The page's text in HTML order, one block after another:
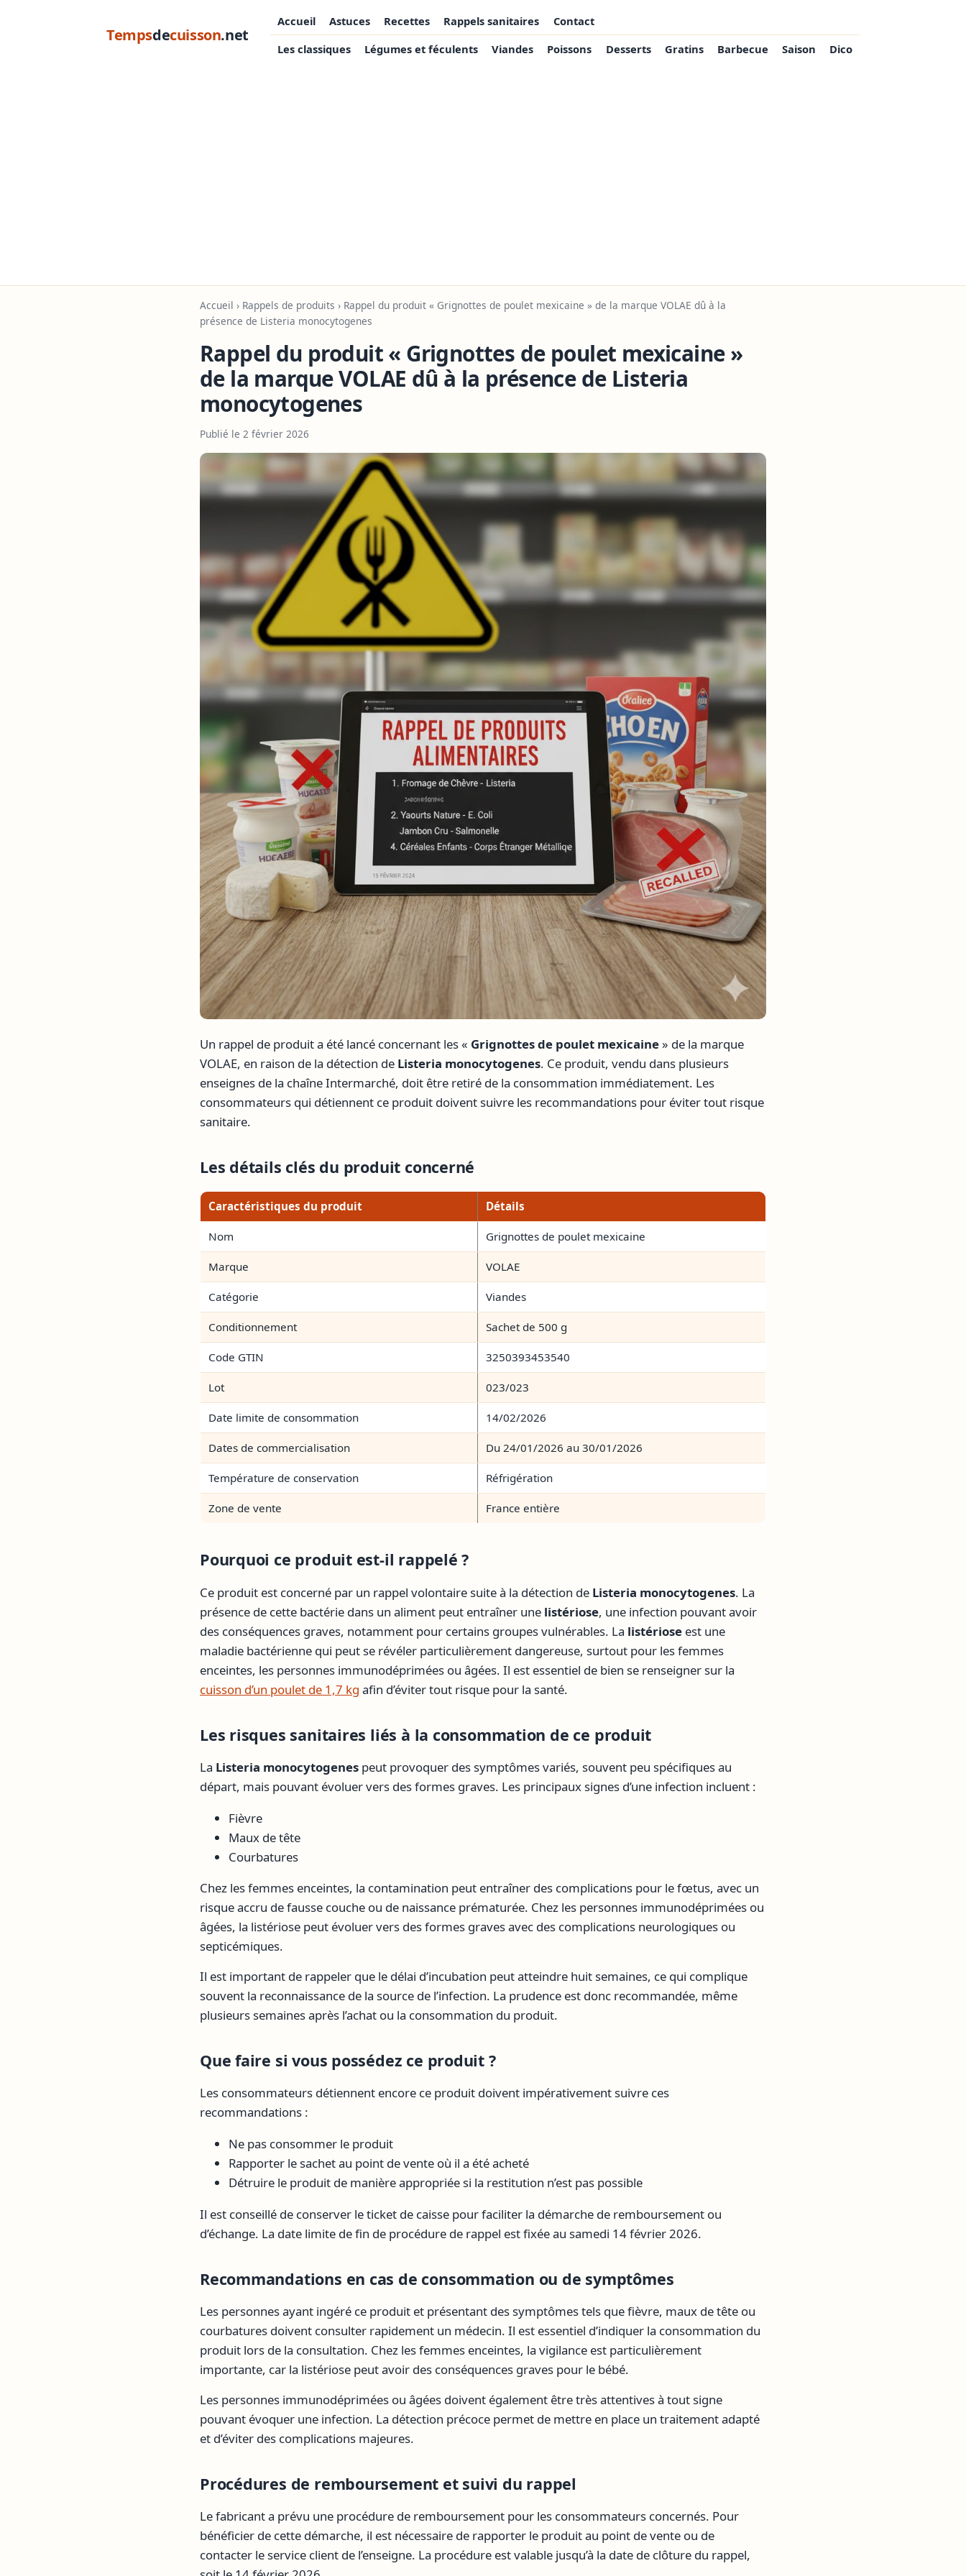
Tempsdecuisson.net
Accueil Astuces Recettes Rappels sanitaires
Contact
Les classiques
Légumes et féculents Viandes Poissons Desserts Gratins Barbecue Saison Dico
Accueil › Rappels de produits › Rappel du produit « Grignottes de poulet mexicaine » de la marque VOLAE dû à la
présence de Listeria monocytogenes
Rappel du produit « Grignottes de poulet mexicaine »
de la marque VOLAE dû à la présence de Listeria
monocytogenes
Publié le 2 février 2026
Un rappel de produit a été lancé concernant les « Grignottes de poulet mexicaine» de la marque
VOLAE, en raison de la détection de Listeria monocytogenes. Ce produit, vendu dans plusieurs
enseignes de la chaîne Intermarché, doit être retiré de la consommation immédiatement. Les
consommateurs qui détiennent ce produit doivent suivre les recommandations pour éviter tout risque
sanitaire.
Les détails clés du produit concerné
Caractéristiques du produit Détails
Nom Grignottes de poulet mexicaine
Marque VOLAE
Catégorie Viandes
Conditionnement Sachet de 500 g
Code GTIN 3250393453540
Lot 023/023
Date limite de consommation 14/02/2026
Dates de commercialisation Du 24/01/2026 au 30/01/2026
Température de conservation Réfrigération
Zone de vente France entière
Pourquoi ce produit est-il rappelé ?
Ce produit est concerné par un rappel volontaire suite à la détection de Listeria monocytogenes. La
présence de cette bactérie dans un aliment peut entraîner une listériose, une infection pouvant avoir
des conséquences graves, notamment pour certains groupes vulnérables. La listériose est une
maladie bactérienne qui peut se révéler particulièrement dangereuse, surtout pour les femmes
enceintes, les personnes immunodéprimées ou âgées. Il est essentiel de bien se renseigner sur la
cuisson d’un poulet de 1,7 kg afin d’éviter tout risque pour la santé.
Les risques sanitaires liés à la consommation de ce produit
La Listeria monocytogenes peut provoquer des symptômes variés, souvent peu spécifiques au
départ, mais pouvant évoluer vers des formes graves. Les principaux signes d’une infection incluent :
Fièvre
Maux de tête
Courbatures
Chez les femmes enceintes, la contamination peut entraîner des complications pour le fœtus, avec un
risque accru de fausse couche ou de naissance prématurée. Chez les personnes immunodéprimées ou
âgées, la listériose peut évoluer vers des formes graves avec des complications neurologiques ou
septicémiques.
Il est important de rappeler que le délai d’incubation peut atteindre huit semaines, ce qui complique
souvent la reconnaissance de la source de l’infection. La prudence est donc recommandée, même
plusieurs semaines après l’achat ou la consommation du produit.
Que faire si vous possédez ce produit ?
Les consommateurs détiennent encore ce produit doivent impérativement suivre ces
recommandations :
Ne pas consommer le produit
Rapporter le sachet au point de vente où il a été acheté
Détruire le produit de manière appropriée si la restitution n’est pas possible
Il est conseillé de conserver le ticket de caisse pour faciliter la démarche de remboursement ou
d’échange. La date limite de fin de procédure de rappel est fixée au samedi 14 février 2026.
Recommandations en cas de consommation ou de symptômes
Les personnes ayant ingéré ce produit et présentant des symptômes tels que fièvre, maux de tête ou
courbatures doivent consulter rapidement un médecin. Il est essentiel d’indiquer la consommation du
produit lors de la consultation. Chez les femmes enceintes, la vigilance est particulièrement
importante, car la listériose peut avoir des conséquences graves pour le bébé.
Les personnes immunodéprimées ou âgées doivent également être très attentives à tout signe
pouvant évoquer une infection. La détection précoce permet de mettre en place un traitement adapté
et d’éviter des complications majeures.
Procédures de remboursement et suivi du rappel
Le fabricant a prévu une procédure de remboursement pour les consommateurs concernés. Pour
bénéficier de cette démarche, il est nécessaire de rapporter le produit au point de vente ou de
contacter le service client de l’enseigne. La procédure est valable jusqu’à la date de clôture du rappel,